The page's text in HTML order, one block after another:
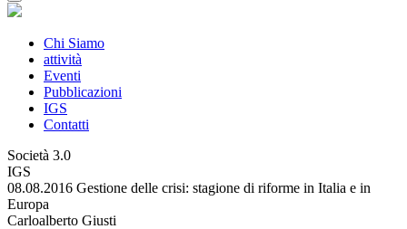
Chi Siamo
attività
Eventi
Pubblicazioni
IGS
Contatti
Società 3.0
IGS
08.08.2016 Gestione delle crisi: stagione di riforme in Italia e in
Europa
Carloalberto Giusti